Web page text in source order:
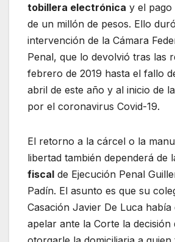
tobillera electrónica y el pago
de un millón de pesos. Ello
intervención de la Cámara
Penal, que lo devolvió tras las
febrero de 2019 hasta el fallo
abril de este año y al inicio de
por el coronavirus Covid-19.
El retorno a la cárcel o la
libertad también dependerá de
fiscal de Ejecución Penal
Padín. El asunto es que su
Casación Javier De Luca había
apelar ante la Corte la decisión